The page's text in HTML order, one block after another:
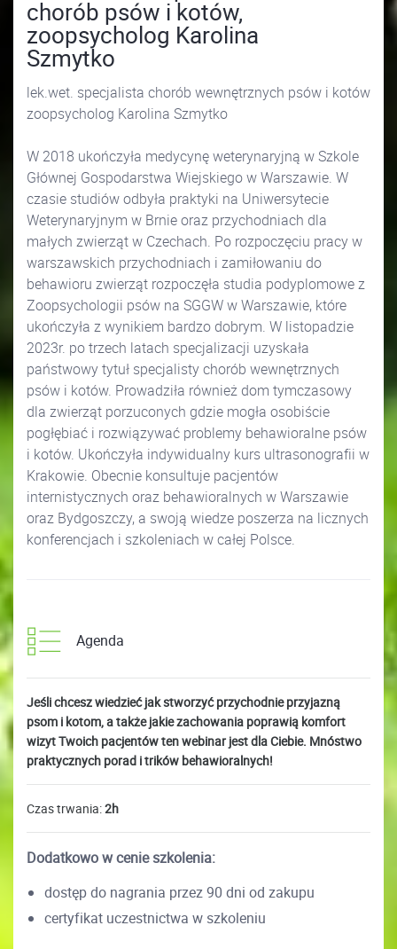
chorób psów i kotów,
zoopsycholog Karolina
Szmytko
lek.wet. specjalista chorób wewnętrznych psów i kotów
zoopsycholog Karolina Szmytko
W 2018 ukończyła medycynę weterynaryjną w Szkole
Głównej Gospodarstwa Wiejskiego w Warszawie. W
czasie studiów odbyła praktyki na Uniwersytecie
Weterynaryjnym w Brnie oraz przychodniach dla
małych zwierząt w Czechach. Po rozpoczęciu pracy w
warszawskich przychodniach i zamiłowaniu do
behawioru zwierząt rozpoczęła studia podyplomowe z
Zoopsychologii psów na SGGW w Warszawie, które
ukończyła z wynikiem bardzo dobrym. W listopadzie
2023r. po trzech latach specjalizacji uzyskała
państwowy tytuł specjalisty chorób wewnętrznych
psów i kotów. Prowadziła również dom tymczasowy
dla zwierząt porzuconych gdzie mogła osobiście
pogłębiać i rozwiązywać problemy behawioralne psów
i kotów. Ukończyła indywidualny kurs ultrasonografii w
Krakowie. Obecnie konsultuje pacjentów
internistycznych oraz behawioralnych w Warszawie
oraz Bydgoszczy, a swoją wiedze poszerza na licznych
konferencjach i szkoleniach w całej Polsce.
Agenda
Jeśli chcesz wiedzieć jak stworzyć przychodnie przyjazną
psom i kotom, a także jakie zachowania poprawią komfort
wizyt Twoich pacjentów ten webinar jest dla Ciebie. Mnóstwo
praktycznych porad i trików behawioralnych!
Czas trwania:2h
Dodatkowo w cenie szkolenia:
dostęp do nagrania przez 90 dni od zakupu
certyfikat uczestnictwa w szkoleniu